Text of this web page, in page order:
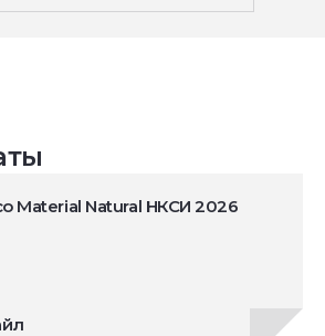
Material Natural НКСИ 2026